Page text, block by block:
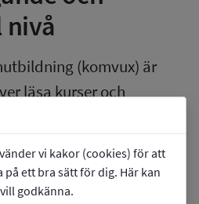
vi kakor (cookies) för att
ett bra sätt för dig. Här kan
godkänna.
nivå
(komvux) är
läsa kurser och
eller
eller en hel
att sedan exempelvis